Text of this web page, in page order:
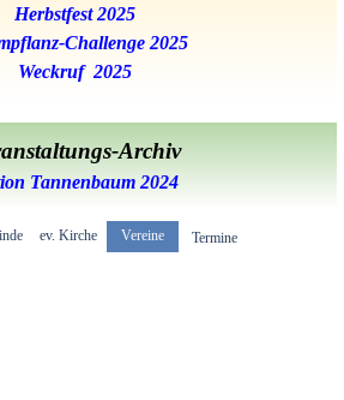
Herbstfest 2025
Challenge 2025
Weckruf 2025
Archiv
Tannenbaum 2024
Menü überspringen
▼
ev. Kirche ▼
Vereine ▼
Termine